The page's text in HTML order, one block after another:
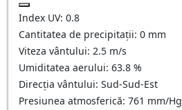
Index UV: 0.8
Cantitatea de precipitații: 0 mm
Viteza vântului: 2.5 m/s
Umiditatea aerului: 63.8 %
Direcția vântului: Sud-Sud-Est
Presiunea atmosferică: 761 mm/Hg